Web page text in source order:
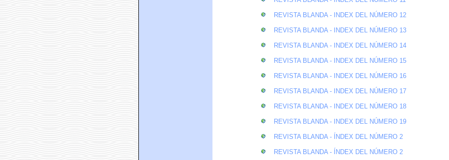
REVISTA BLANDA - INDEX DEL NÚMERO 12
REVISTA BLANDA - INDEX DEL NÚMERO 13
REVISTA BLANDA - INDEX DEL NÚMERO 14
REVISTA BLANDA - INDEX DEL NÚMERO 15
REVISTA BLANDA - INDEX DEL NÚMERO 16
REVISTA BLANDA - INDEX DEL NÚMERO 17
REVISTA BLANDA - INDEX DEL NÚMERO 18
REVISTA BLANDA - INDEX DEL NÚMERO 19
REVISTA BLANDA - ÍNDEX DEL NÚMERO 2
REVISTA BLANDA - ÍNDEX DEL NÚMERO 2